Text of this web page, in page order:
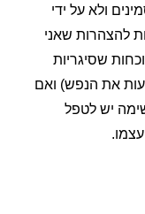
על ידי
שאני
הנפש) ואם
לטפל